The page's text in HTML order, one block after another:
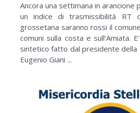
Ancora una settimana in arancione
un indice di trasmissibilità RT
grossetana saranno rossi il
comuni sulla costa e sull’Amiata.
sintetico fatto dal presidente della
Eugenio Giani ...